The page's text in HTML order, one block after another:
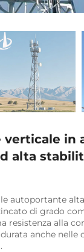
verticale in
alta
autoportante
di grado
resistenza alla
anche nelle